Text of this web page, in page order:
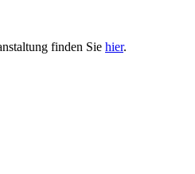
finden Sie hier.